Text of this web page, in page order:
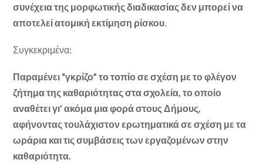
συνέχεια της μορφωτικής διαδικασίας δεν μπορεί να
αποτελεί ατομική εκτίμηση ρίσκου.
Συγκεκριμένα:
Παραμένει “γκρίζο” το τοπίο σε σχέση με το φλέγον
ζήτημα της καθαριότητας στα σχολεία, το οποίο
αναθέτει γι’ ακόμα μια φορά στους Δήμους,
αφήνοντας τουλάχιστον ερωτηματικά σε σχέση με τα
ωράρια και τις συμβάσεις των εργαζομένων στην
καθαριότητα.